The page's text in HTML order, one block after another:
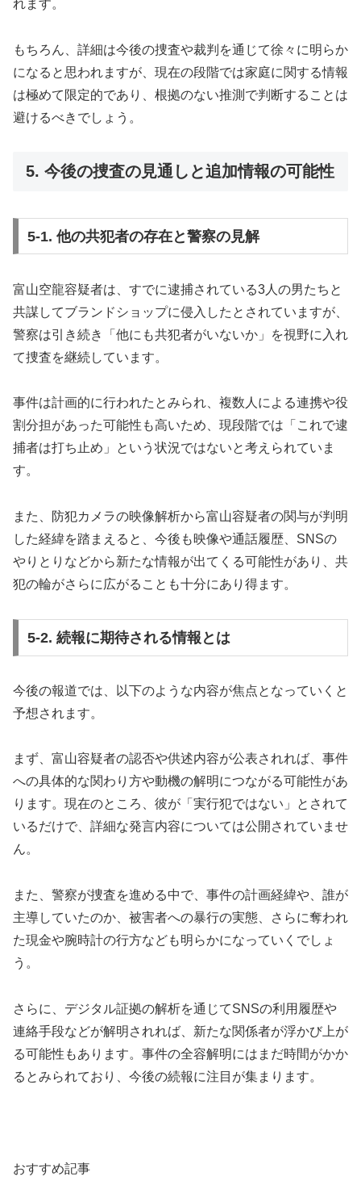
れます。
もちろん、詳細は今後の捜査や裁判を通じて徐々に明らか
になると思われますが、現在の段階では家庭に関する情報
は極めて限定的であり、根拠のない推測で判断することは
避けるべきでしょう。
5. 今後の捜査の見通しと追加情報の可能性
5-1. 他の共犯者の存在と警察の見解
富山空龍容疑者は、すでに逮捕されている3人の男たちと
共謀してブランドショップに侵入したとされていますが、
警察は引き続き「他にも共犯者がいないか」を視野に入れ
て捜査を継続しています。
事件は計画的に行われたとみられ、複数人による連携や役
割分担があった可能性も高いため、現段階では「これで逮
捕者は打ち止め」という状況ではないと考えられていま
す。
また、防犯カメラの映像解析から富山容疑者の関与が判明
した経緯を踏まえると、今後も映像や通話履歴、SNSの
やりとりなどから新たな情報が出てくる可能性があり、共
犯の輪がさらに広がることも十分にあり得ます。
5-2. 続報に期待される情報とは
今後の報道では、以下のような内容が焦点となっていくと
予想されます。
まず、富山容疑者の認否や供述内容が公表されれば、事件
への具体的な関わり方や動機の解明につながる可能性があ
ります。現在のところ、彼が「実行犯ではない」とされて
いるだけで、詳細な発言内容については公開されていませ
ん。
また、警察が捜査を進める中で、事件の計画経緯や、誰が
主導していたのか、被害者への暴行の実態、さらに奪われ
た現金や腕時計の行方なども明らかになっていくでしょ
う。
さらに、デジタル証拠の解析を通じてSNSの利用履歴や
連絡手段などが解明されれば、新たな関係者が浮かび上が
る可能性もあります。事件の全容解明にはまだ時間がかか
るとみられており、今後の続報に注目が集まります。
おすすめ記事